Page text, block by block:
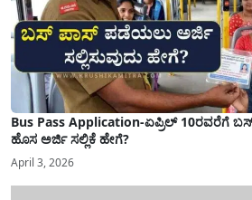
Bus Pass Application-ಏಪ್ರಿಲ್ 10ರವರೆಗೆ
ಹೊಸ ಅರ್ಜಿ ಸಲ್ಲಿಕೆ ಹೇಗೆ?
April 3, 2026